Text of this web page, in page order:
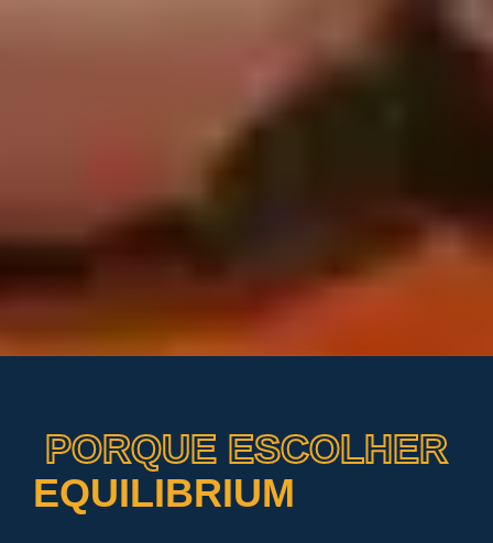
PORQUE ESCOLHER
EQUILIBRIUM